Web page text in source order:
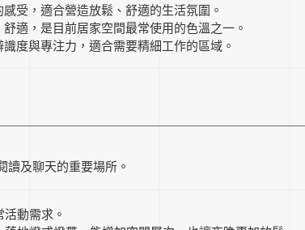
受，適合營造放鬆、舒適的生活氛圍。
適，是目前居家空間最常使用的色溫之一。
度與專注力，適合需要精細工作的區域。
讀及聊天的重要場所。
動需求。